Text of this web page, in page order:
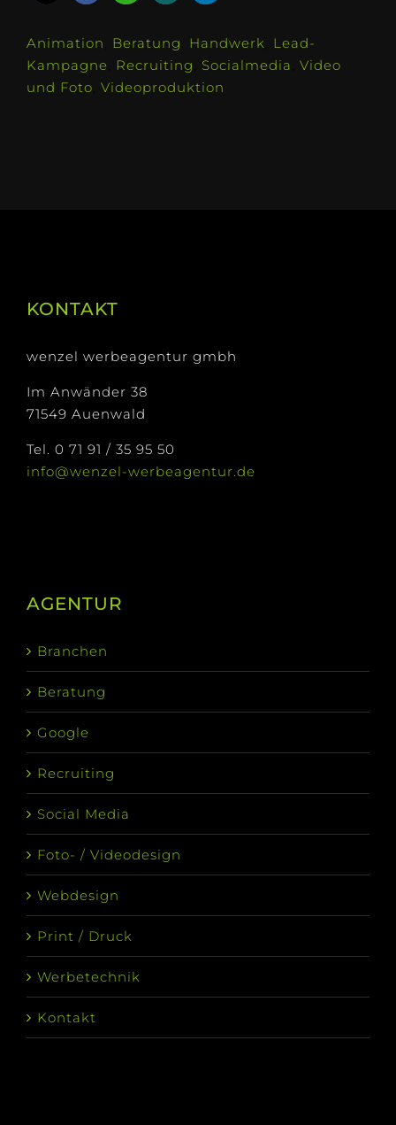
Animation Beratung Handwerk Lead-
Kampagne Recruiting Socialmedia Video
und Foto Videoproduktion
KONTAKT
wenzel werbeagentur gmbh
Im Anwänder 38
71549 Auenwald
Tel. 0 71 91 / 35 95 50
info@wenzel-werbeagentur.de
AGENTUR
Branchen
Beratung
Google
Recruiting
Social Media
Foto- / Videodesign
Webdesign
Print / Druck
Werbetechnik
Kontakt